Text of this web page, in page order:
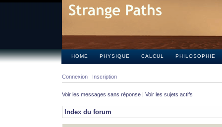
HOME PHYSIQUE CALCUL PHILOSOPHIE
Connexion Inscription
Voir les messages sans réponse | Voir les sujets actifs
Index du forum